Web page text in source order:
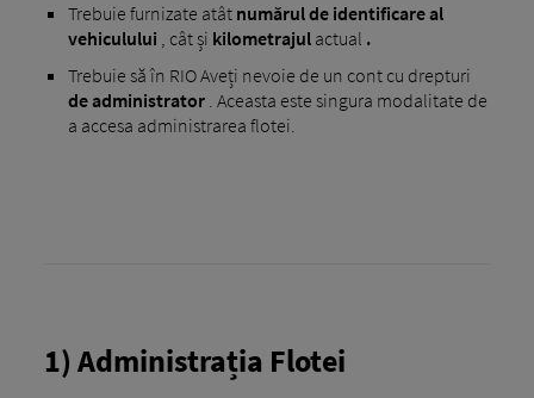
Trebuie furnizate atât numărul de identificare al
vehiculului , cât și kilometrajulactual .
Trebuie să în RIO Aveți nevoie de un cont cu drepturi
de administrator. Aceasta este singura modalitate de
a accesa administrarea flotei.
1) Administrația Flotei